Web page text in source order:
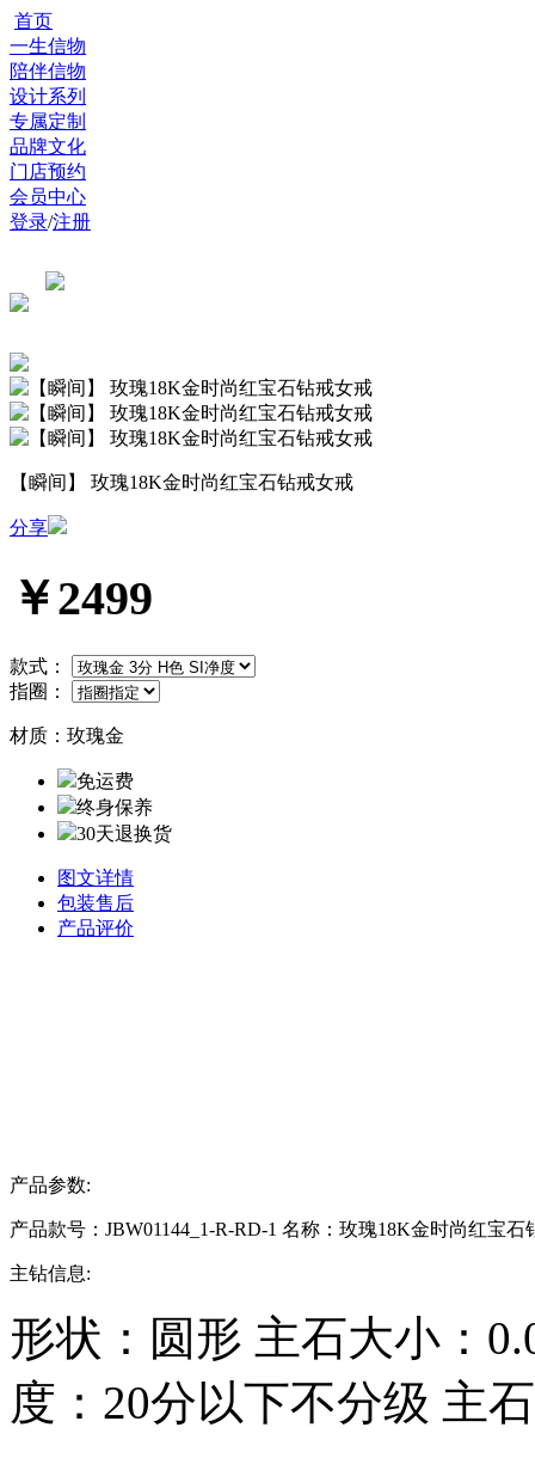
首页
一生信物
陪伴信物
设计系列
专属定制
品牌文化
门店预约
会员中心
登录/注册
【瞬间】 玫瑰18K金时尚红宝石钻戒女戒
分享
￥2499
款式：
指圈：
材质： 玫瑰金
免运费
终身保养
30天退换货
图文详情
包装售后
产品评价
产品参数:
产品款号：JBW01144_1-R-RD-1 名称：玫瑰18K金时尚红宝石
主钻信息:
形状： 圆形 主石大小：
度： 20分以下不分级 主